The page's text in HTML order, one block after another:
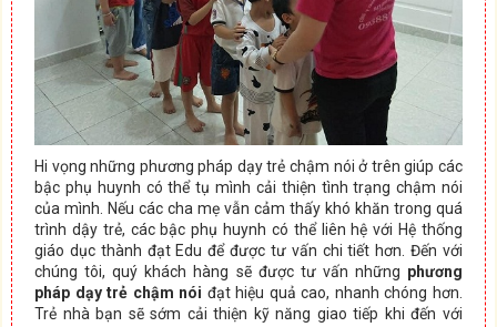
Hi vọng những phương pháp dạy trẻ chậm nói ở trên giúp các
bậc phụ huynh có thể tụ mình cải thiện tình trạng chậm nói
của mình. Nếu các cha mẹ vẫn cảm thấy khó khăn trong quá
trình dậy trẻ, các bậc phụ huynh có thể liên hệ với Hệ thống
giáo dục thành đạt Edu để được tư vấn chi tiết hơn. Đến với
chúng tôi, quý khách hàng sẽ được tư vấn những phương
pháp dạy trẻ chậm nói đạt hiệu quả cao, nhanh chóng hơn.
Trẻ nhà bạn sẽ sớm cải thiện kỹ năng giao tiếp khi đến với